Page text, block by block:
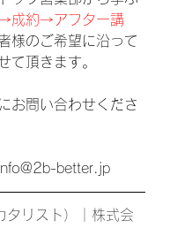
成約→アフター講
様のご希望に沿って
て頂きます。
お問い合わせくださ
better.jp
タリスト）｜株式会